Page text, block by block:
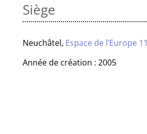
Siège
Neuchâtel, Espace de l’Europe 11
Année de création : 2005